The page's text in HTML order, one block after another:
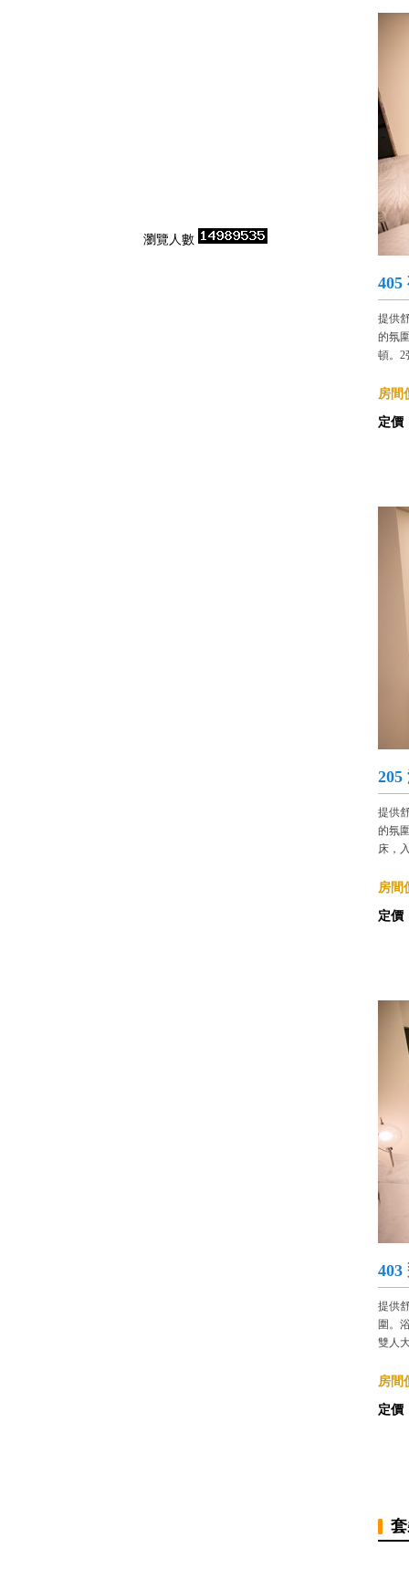
瀏覽人數
405
提供
的氛
頓。2
房間
定價
205
提供
的氛
床，
房間
定價
403
提供
圍。
雙人
房間
定價